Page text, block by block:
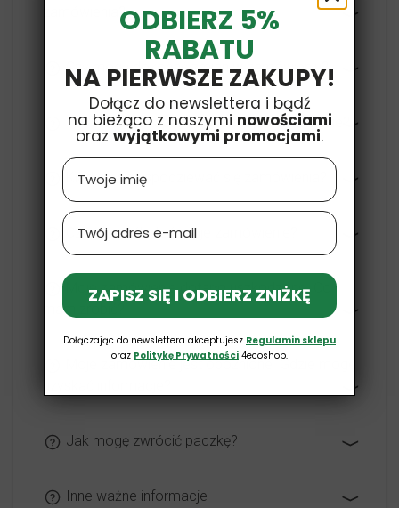
zamówienia?
Czy mogę dokonać zmian w zamówieniu?
W co będzie zapakowane moje zamówienie?
Kiedy mogę spodziewać się zamówienia?
Czy mogę śledzić moje zamówienie?
Moje zamówienie dotarło uszkodzone. Co
mam zrobić?
Moje zamówienie jest opóźnione. Gdzie mogę
Jak mogę zwrócić paczkę?
Inne ważne informacje
ODBIERZ 5%
RABATU
NA PIERWSZE ZAKUPY!
Dołącz do newslettera i bądź
na bieżąco z naszymi nowościami
oraz wyjątkowymi promocjami.
Name
Email
ZAPISZ SIĘ I ODBIERZ ZNIŻKĘ
Dołączając do newslettera akceptujesz Regulamin sklepu
oraz Politykę Prywatności 4ecoshop.